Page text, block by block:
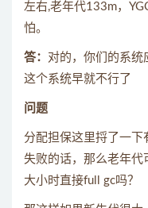
左右,老年代133m，
怕。
答： 对的，你们的系统
这个系统早就不行了
问题
分配担保这里捋了一
失败的话，那么老年代
大小时直接full gc吗？